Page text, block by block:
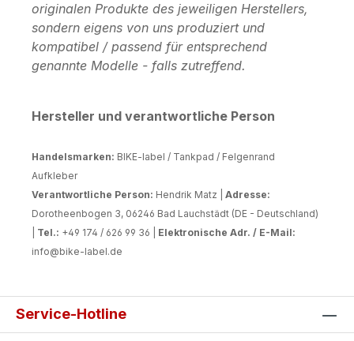
originalen Produkte des jeweiligen Herstellers,
sondern eigens von uns produziert und
kompatibel / passend für entsprechend
genannte Modelle - falls zutreffend.
Hersteller und verantwortliche Person
Handelsmarken: BIKE-label / Tankpad / Felgenrand
Aufkleber
Verantwortliche Person: Hendrik Matz | Adresse:
Dorotheenbogen 3, 06246 Bad Lauchstädt (DE - Deutschland)
Tel.: +49 174 / 626 99 36 | Elektronische Adr. / E-Mail:
info@bike-label.de
Service-Hotline